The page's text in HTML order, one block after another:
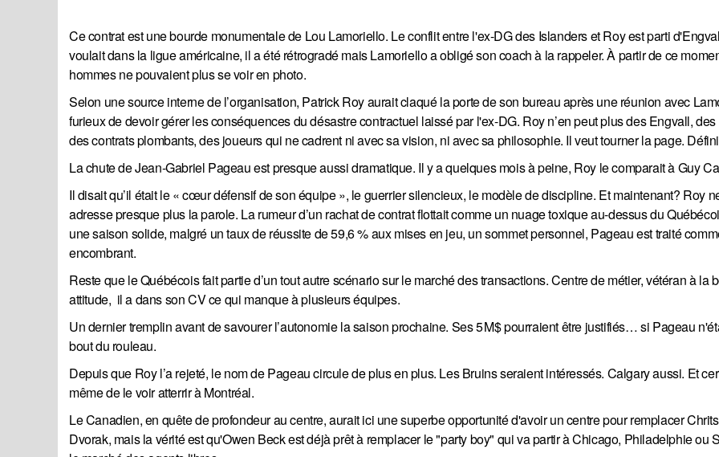
Ce contrat est une bourde monumentale de Lou Lamoriello. Le conflit entre l'ex-DG des Islanders et Roy est parti
voulait dans la ligue américaine, il a été rétrogradé mais Lamoriello a obligé son coach à la rappeler. À partir de ce
hommes ne pouvaient plus se voir en photo.
Selon une source interne de l’organisation, Patrick Roy aurait claqué la porte de son bureau après une réunion avec
furieux de devoir gérer les conséquences du désastre contractuel laissé par l'ex-DG. Roy n’en peut plus des Engvall,
des contrats plombants, des joueurs qui ne cadrent ni avec sa vision, ni avec sa philosophie. Il veut tourner la page.
La chute de Jean-Gabriel Pageau est presque aussi dramatique. Il y a quelques mois à peine, Roy le comparait à Guy
Il disait qu’il était le « cœur défensif de son équipe », le guerrier silencieux, le modèle de discipline. Et maintenant? Roy
adresse presque plus la parole. La rumeur d’un rachat de contrat flottait comme un nuage toxique au-dessus du
une saison solide, malgré un taux de réussite de 59,6 % aux mises en jeu, un sommet personnel, Pageau est traité
encombrant.
Reste que le Québécois fait partie d’un tout autre scénario sur le marché des transactions. Centre de métier, vétéran à la
attitude, il a dans son CV ce qui manque à plusieurs équipes.
Un dernier tremplin avant de savourer l’autonomie la saison prochaine. Ses 5 M$ pourraient être justifiés… si Pageau
bout du rouleau.
Depuis que Roy l’a rejeté, le nom de Pageau circule de plus en plus. Les Bruins seraient intéressés. Calgary aussi. Et
même de le voir atterrir à Montréal.
Le Canadien, en quête de profondeur au centre, aurait ici une superbe opportunité d'avoir un centre pour remplacer
Dvorak, mais la vérité est qu'Owen Beck est déjà prêt à remplacer le "party boy" qui va partir à Chicago, Philadelphie ou